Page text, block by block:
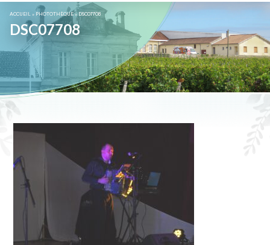
ACCUEIL » PHOTOTHÈQUE»DSC07708
DSC07708